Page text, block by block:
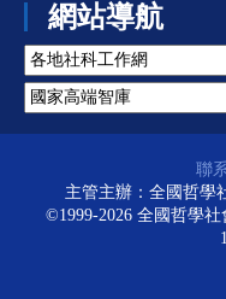
網站導航
聯
主管主辦：全國哲學
©1999-2026 全國哲學